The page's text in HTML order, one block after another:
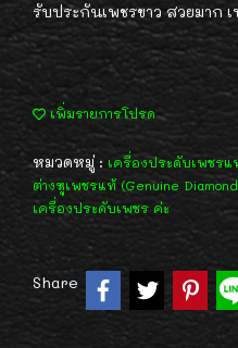
รับประกันเพชรขาว สวยมาก
เพิ่มรายการโปรด
หมวดหมู่ : เครื่องประดับเพชรแ
ต่างหูเพชรแท้ (Genuine
เครื่องประดับเพชร ค่ะ
Share